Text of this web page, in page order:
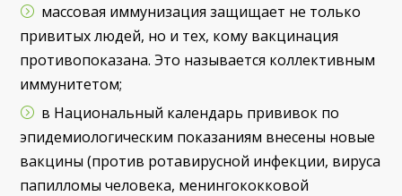
массовая иммунизация защищает не только
привитых людей, но и тех, кому вакцинация
противопоказана. Это называется коллективным
иммунитетом;
в Национальный календарь прививок по
эпидемиологическим показаниям внесены новые
вакцины (против ротавирусной инфекции, вируса
папилломы человека, менингококковой